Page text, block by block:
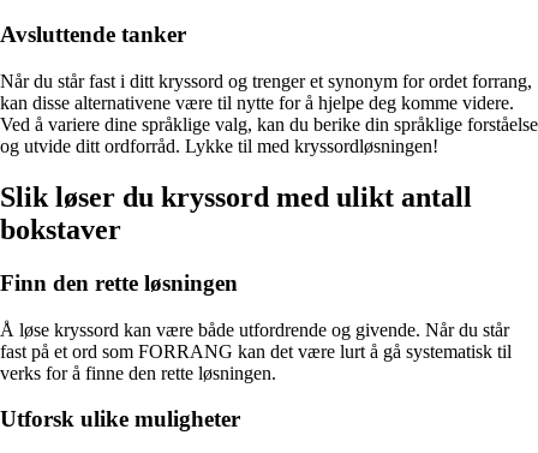
Avsluttende tanker
Når du står fast i ditt kryssord og trenger et synonym for ordet forrang,
kan disse alternativene være til nytte for å hjelpe deg komme videre.
Ved å variere dine språklige valg, kan du berike din språklige forståelse
og utvide ditt ordforråd. Lykke til med kryssordløsningen!
Slik løser du kryssord med ulikt antall
bokstaver
Finn den rette løsningen
Å løse kryssord kan være både utfordrende og givende. Når du står
fast på et ord som FORRANG kan det være lurt å gå systematisk til
verks for å finne den rette løsningen.
Utforsk ulike muligheter